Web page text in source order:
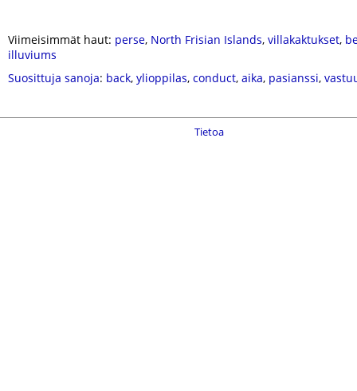
Viimeisimmät haut: perse, North Frisian Islands, villakaktukset,
illuviums
Suosittuja sanoja: back, ylioppilas, conduct, aika, pasianssi,
Tietoa